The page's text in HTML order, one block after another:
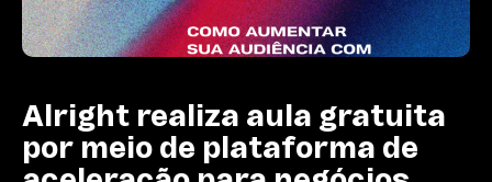
Alright realiza aula gratuita
por meio de plataforma de